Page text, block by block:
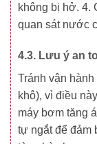
không bị hở. 4.
quan sát nước
4.3. Lưu ý an
Tránh vận
khô), vì điều
máy bơm tăng
tự ngắt để đảm